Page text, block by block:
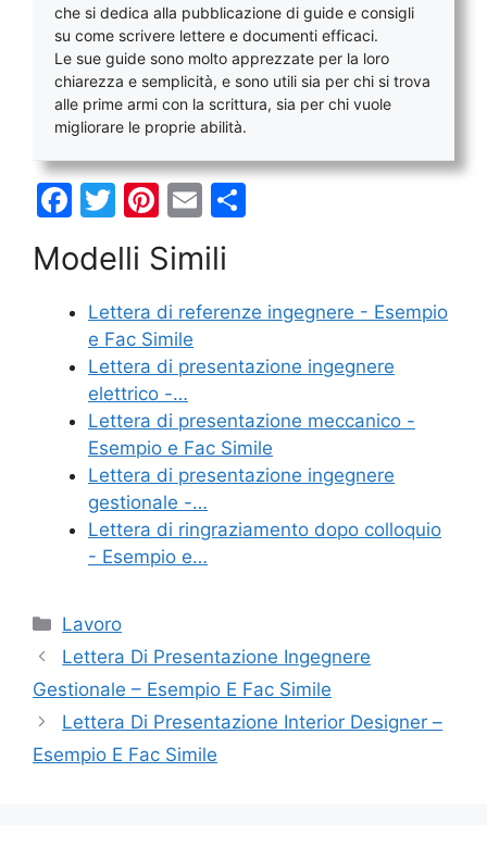
che si dedica alla pubblicazione di guide e consigli
su come scrivere lettere e documenti efficaci.
Le sue guide sono molto apprezzate per la loro
chiarezza e semplicità, e sono utili sia per chi si trova
alle prime armi con la scrittura, sia per chi vuole
migliorare le proprie abilità.
F
c
e
b
o
o
k
T
itt
er
Pi
er
e
st
E
ai
l
di
di
Modelli Simili
Lettera di referenze ingegnere - Esempio
e Fac Simile
Lettera di presentazione ingegnere
elettrico -…
Lettera di presentazione meccanico -
Esempio e Fac Simile
Lettera di presentazione ingegnere
gestionale -…
Lettera di ringraziamento dopo colloquio
- Esempio e…
Categorie
Lavoro
Lettera Di Presentazione Ingegnere
Gestionale – Esempio E Fac Simile
Lettera Di Presentazione Interior Designer –
Esempio E Fac Simile